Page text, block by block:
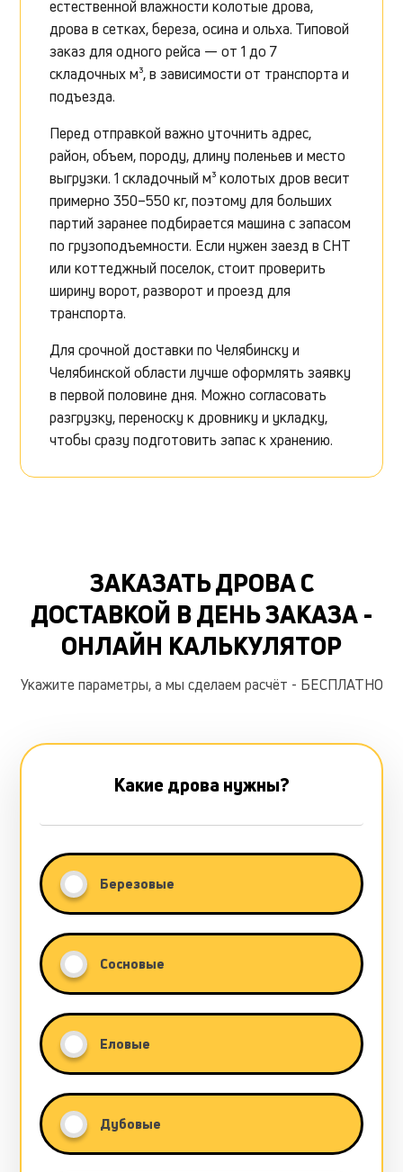
естественной влажности колотые дрова,
дрова в сетках, береза, осина и ольха. Типовой
заказ для одного рейса — от 1 до 7
складочных м³, в зависимости от транспорта и
подъезда.
Перед отправкой важно уточнить адрес,
район, объем, породу, длину поленьев и место
выгрузки. 1 складочный м³ колотых дров весит
примерно 350–550 кг, поэтому для больших
партий заранее подбирается машина с запасом
по грузоподъемности. Если нужен заезд в СНТ
или коттеджный поселок, стоит проверить
ширину ворот, разворот и проезд для
транспорта.
Для срочной доставки по Челябинску и
Челябинской области лучше оформлять заявку
в первой половине дня. Можно согласовать
разгрузку, переноску к дровнику и укладку,
чтобы сразу подготовить запас к хранению.
ЗАКАЗАТЬ ДРОВА С
ДОСТАВКОЙ В ДЕНЬ ЗАКАЗА -
ОНЛАЙН КАЛЬКУЛЯТОР
Укажите параметры, а мы сделаем расчёт - БЕСПЛАТНО
Какие дрова нужны?
Березовые
Сосновые
Еловые
Дубовые